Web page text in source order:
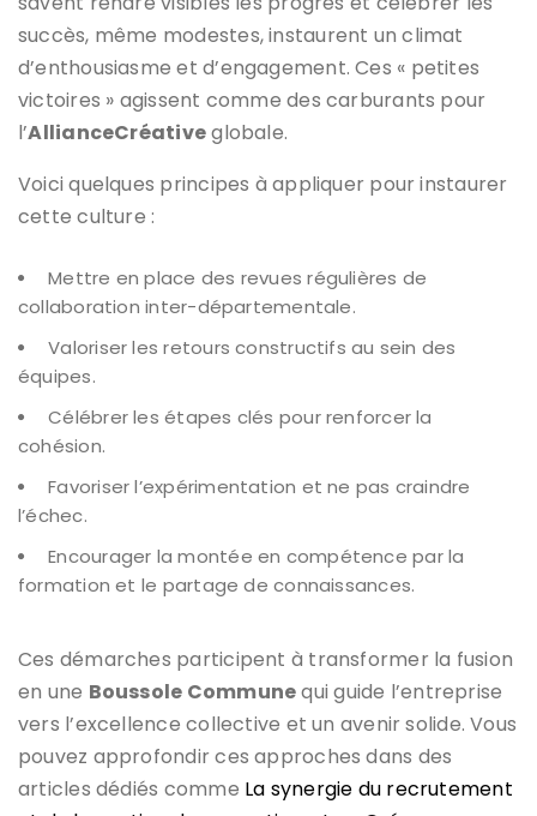
succès, même modestes, instaurent un climat
d’enthousiasme et d’engagement. Ces « petites
victoires » agissent comme des carburants pour
l’AllianceCréativeglobale.
Voici quelques principes à appliquer pour instaurer
cette culture :
Mettre en place des revues régulières de
collaboration inter-départementale.
Valoriser les retours constructifs au sein des
équipes.
Célébrer les étapes clés pour renforcer la
cohésion.
Favoriser l’expérimentation et ne pas craindre
l’échec.
Encourager la montée en compétence par la
formation et le partage de connaissances.
Ces démarches participent à transformer la fusion
en une Boussole Communequi guide l’entreprise
vers l’excellence collective et un avenir solide. Vous
pouvez approfondir ces approches dans des
articles dédiés comme La synergie du recrutement